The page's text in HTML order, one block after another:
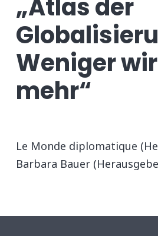
„Atlas der
Weniger
mehr“
Le Monde diplomatique
Barbara Bauer